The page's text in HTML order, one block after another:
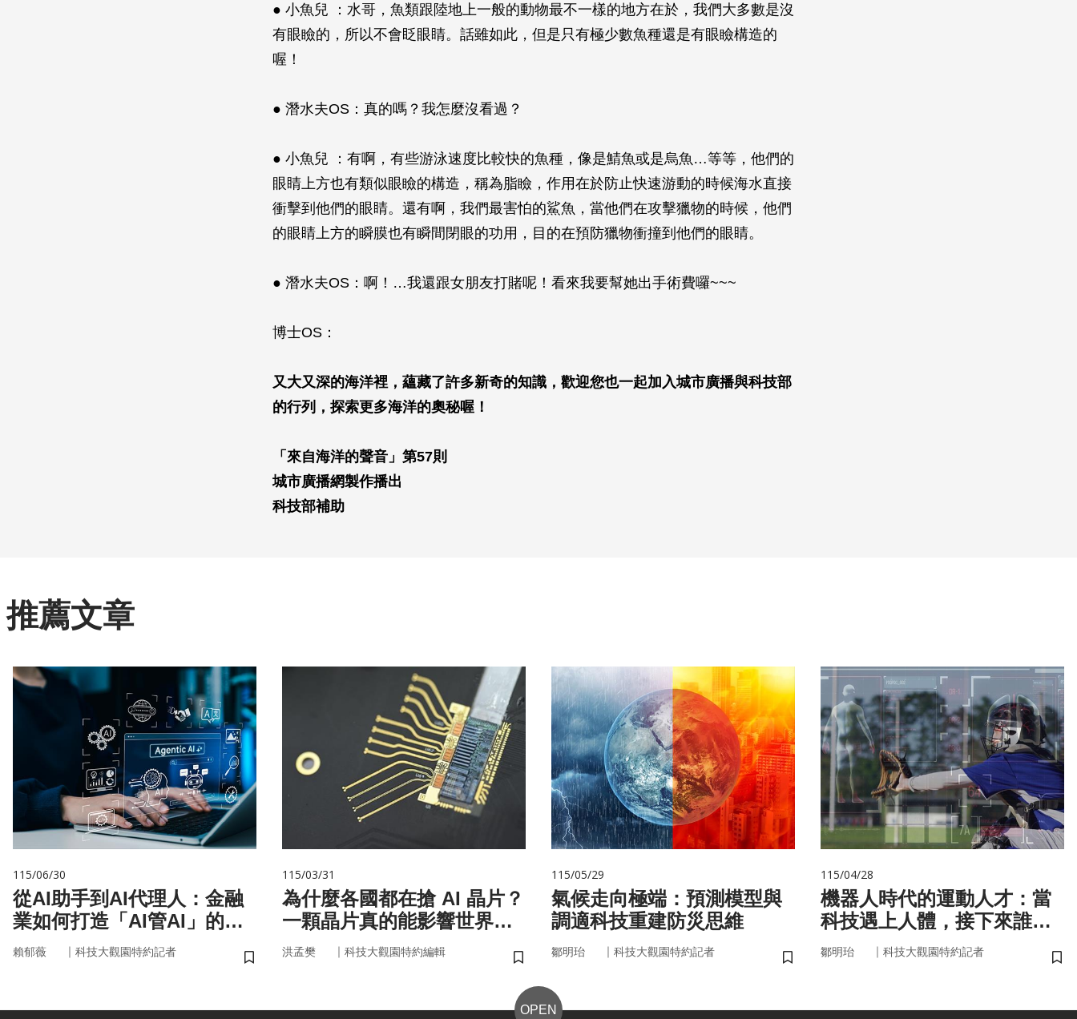
● 小魚兒 ：水哥，魚類跟陸地上一般的動物最不一樣的地方在於，我們大多數是沒
有眼瞼的，所以不會眨眼睛。話雖如此，但是只有極少數魚種還是有眼瞼構造的
喔！
● 潛水夫OS：真的嗎？我怎麼沒看過？
● 小魚兒 ：有啊，有些游泳速度比較快的魚種，像是鯖魚或是烏魚…等等，他們的
眼睛上方也有類似眼瞼的構造，稱為脂瞼，作用在於防止快速游動的時候海水直接
衝擊到他們的眼睛。還有啊，我們最害怕的鯊魚，當他們在攻擊獵物的時候，他們
的眼睛上方的瞬膜也有瞬間閉眼的功用，目的在預防獵物衝撞到他們的眼睛。
● 潛水夫OS：啊！…我還跟女朋友打賭呢！看來我要幫她出手術費囉~~~
博士OS：
又大又深的海洋裡，蘊藏了許多新奇的知識，歡迎您也一起加入城市廣播與科技部
的行列，探索更多海洋的奧秘喔！
「來自海洋的聲音」第57則
城市廣播網製作播出
科技部補助
推薦文章
115/06/30
從AI助手到AI代理人：金融
業如何打造「AI管AI」的新
治理模式？
賴郁薇 ｜ 科技大觀園特約記者
儲存書籤
115/03/31
為什麼各國都在搶 AI 晶片？
一顆晶片真的能影響世界
嗎？
洪孟樊 ｜ 科技大觀園特約編輯
儲存書籤
115/05/29
氣候走向極端：預測模型與
調適科技重建防災思維
鄒明珆 ｜ 科技大觀園特約記者
儲存書籤
115/04/28
機器人時代的運動人才：當
科技遇上人體，接下來誰來
接手？
鄒明珆 ｜ 科技大觀園特約記者
儲
OPEN